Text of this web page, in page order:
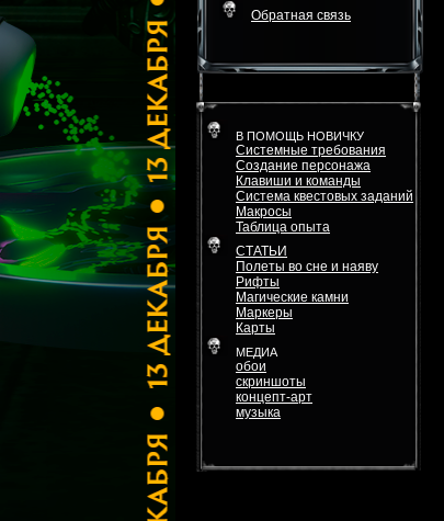
Обратная связь
В ПОМОЩЬ НОВИЧКУ
Системные требования
Создание персонажа
Клавиши и команды
Система квестовых заданий
Макросы
Таблица опыта
СТАТЬИ
Полеты во сне и наяву
Рифты
Магические камни
Маркеры
Карты
МЕДИА
обои
скриншоты
концепт-арт
музыка